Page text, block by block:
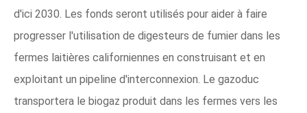
d'ici 2030. Les fonds seront utilisés pour aider à faire
progresser l'utilisation de digesteurs de fumier dans les
fermes laitières californiennes en construisant et en
exploitant un pipeline d'interconnexion. Le gazoduc
transportera le biogaz produit dans les fermes vers les